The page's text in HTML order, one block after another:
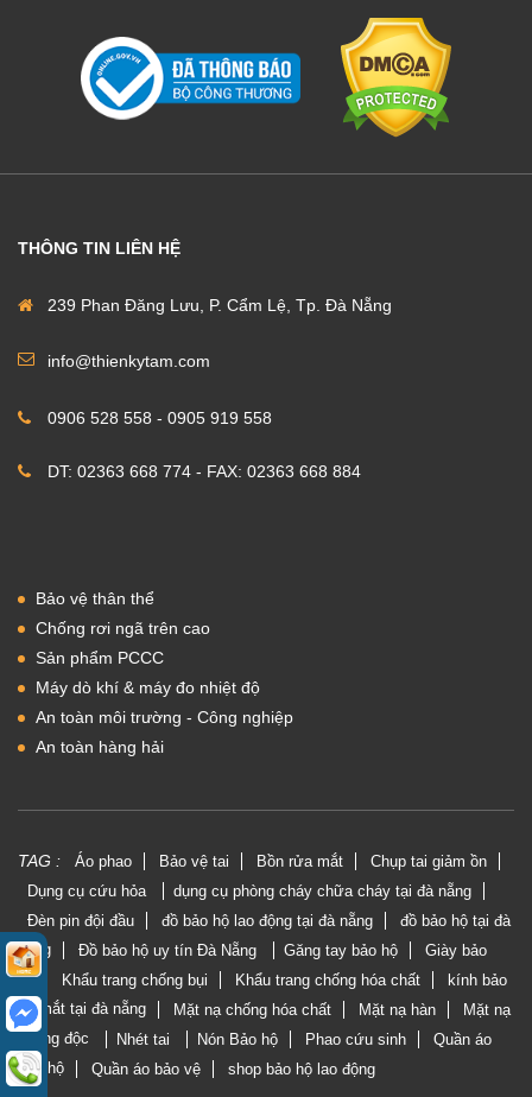
THÔNG TIN LIÊN HỆ
239 Phan Đăng Lưu, P. Cẩm Lệ, Tp. Đà Nẵng
info@thienkytam.com
0906 528 558 - 0905 919 558
DT: 02363 668 774 - FAX: 02363 668 884
Bảo vệ thân thể
Chống rơi ngã trên cao
Sản phẩm PCCC
Máy dò khí & máy đo nhiệt độ
An toàn môi trường - Công nghiệp
An toàn hàng hải
TAG : Áo phao Bảo vệ tai Bồn rửa mắt
Chụp tai giảm ồn
Dụng cụ cứu hỏa
dụng cụ phòng cháy chữa cháy tại đà nẵng
Đèn pin đội đầu
đồ bảo hộ lao động tại đà nẵng đồ bảo hộ tại đà
nẵng Đồ bảo hộ uy tín Đà Nẵng Găng tay bảo hộ Giày bảo
hộ Khẩu trang chống bụi Khẩu trang chống hóa chất kính bảo
vệ mắt tại đà nẵng Mặt nạ chống hóa chất Mặt nạ hàn Mặt nạ
phòng độc Nhét tai Nón Bảo hộ Phao cứu sinh Quần áo
bảo hộ Quần áo bảo vệ shop bảo hộ lao động